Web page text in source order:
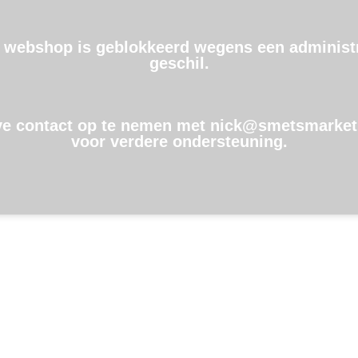
webshop is geblokkeerd wegens een
geschil.
contact op te nemen met
voor verdere ondersteuning.